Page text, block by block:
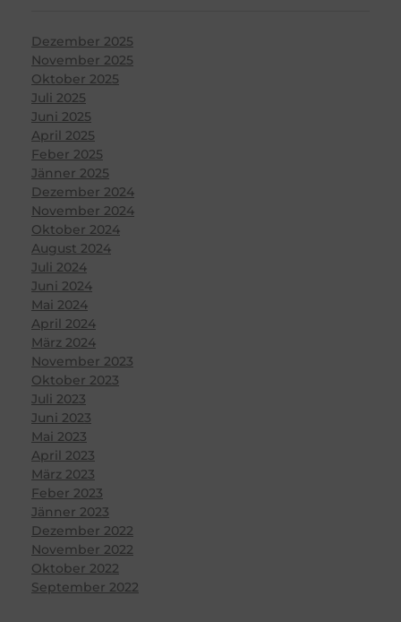
Dezember 2025
November 2025
Oktober 2025
Juli 2025
Juni 2025
April 2025
Feber 2025
Jänner 2025
Dezember 2024
November 2024
Oktober 2024
August 2024
Juli 2024
Juni 2024
Mai 2024
April 2024
März 2024
November 2023
Oktober 2023
Juli 2023
Juni 2023
Mai 2023
April 2023
März 2023
Feber 2023
Jänner 2023
Dezember 2022
November 2022
Oktober 2022
September 2022